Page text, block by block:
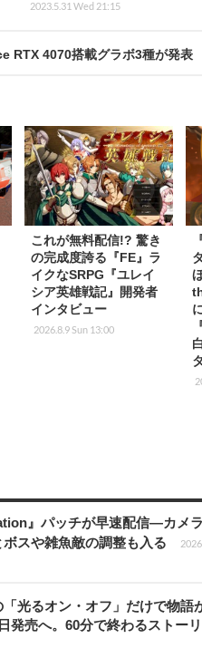
2023.5.31 Wed 21:15
RTX 4070搭載グラボ3種が発表
これが無料配信!? 驚き
の完成度誇る『FE』ラ
イクなSRPG『ユレイ
シア英雄戦記』開発者
インタビュー
2026.8.9 Sun 13:00
』パッチが早速配信―カメラ
スや雑魚敵の調整も入る
「光るオン・オフ」だけで物
発売へ。60分で終わるストー